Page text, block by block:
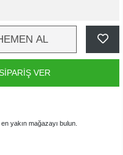
AL
VER
yakın mağazayı bulun.